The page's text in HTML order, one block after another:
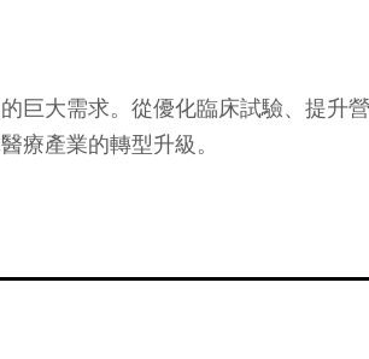
巨大需求。從優化臨床試驗、提升
療產業的轉型升級。